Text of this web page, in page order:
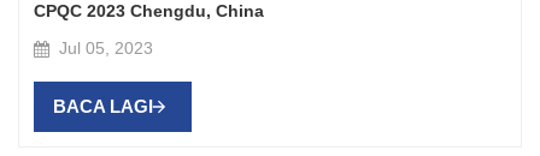
CPQC 2023 Chengdu, China
Jul 05, 2023
BACA LAGI